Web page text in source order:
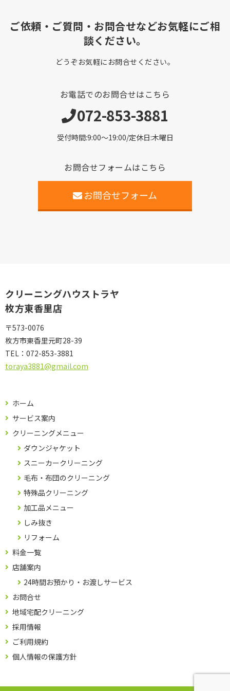
ご依頼・ご質問・お問合せなどお気軽にご相
談ください。
どうぞお気軽にお問合せください。
お電話でのお問合せはこちら
072-853-3881
受付時間:9:00〜19:00/定休日:木曜日
お問合せフォームはこちら
お問合せフォーム
クリーニングハウストラヤ
枚方東香里店
〒573-0076
枚方市東香里元町28-39
TEL： 072-853-3881
toraya3881@gmail.com
ホーム
サービス案内
クリーニングメニュー
ダウンジャケット
スニーカークリーニング
毛布・布団のクリーニング
特殊品クリーニング
加工品メニュー
しみ抜き
リフォーム
料金一覧
店舗案内
24時間お預かり・お渡しサービス
お問合せ
地域宅配クリーニング
採用情報
ご利用規約
個人情報の保護方針